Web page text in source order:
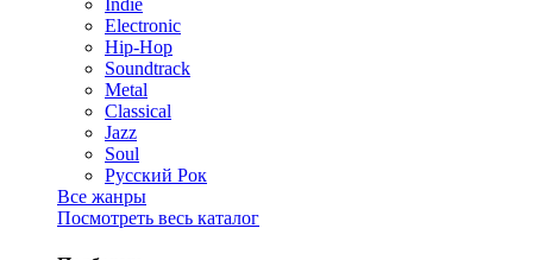
Electronic
Hip-Hop
Soundtrack
Metal
Classical
Jazz
Soul
Русский Рок
Все жанры
Посмотреть весь каталог